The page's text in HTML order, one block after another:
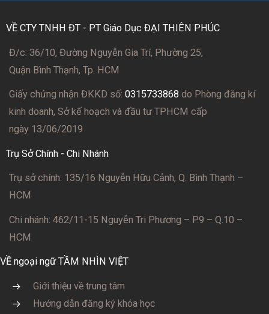
VỀ CTY TNHH ĐT - PT Giáo Dục ĐẠI THIÊN PHÚC
Đ/c: 36/10, Đường Nguyễn Gia Trí, Phường 25,
Quận Bình Thạnh, Tp. HCM
Giấy chứng nhận ĐKKD số: 0315733868 do Phòng đăng kí
kinh doanh, Sở kế hoạch và đầu tư TPHCM cấp
ngày 13/06/2019
Trụ Sở Chính - Chi Nhánh
Trụ sở chính: 135/16 Nguyễn Hữu Cảnh, Q. Bình Thạnh –
HCM
Chi nhánh: 462/11-15 Nguyễn Tri Phương – P.9 – Q.10 –
HCM
VỀ ngoại ngữ TẦM NHÌN VIỆT
Giới thiệu về trung tâm
Hướng dẫn đăng ký khóa học